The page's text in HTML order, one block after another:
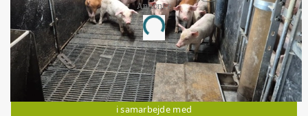
Annonce
Loading...
Jobs
i samarbejde med